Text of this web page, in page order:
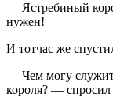
— Ястребиный
нужен!
И тотчас же
— Чем могу
короля? — спросил